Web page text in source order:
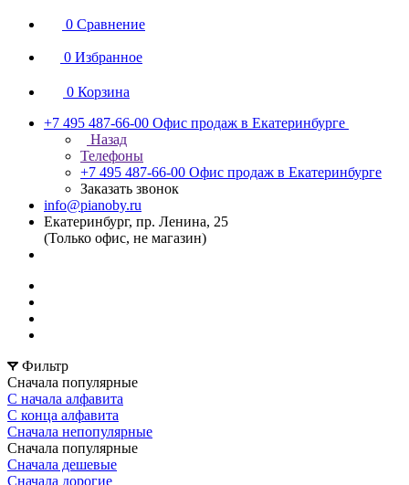
0 Сравнение
0 Избранное
0 Корзина
+7 495 487-66-00 Офис продаж в Екатеринбурге
Назад
Телефоны
+7 495 487-66-00 Офис продаж в Екатеринбурге
Заказать звонок
info@pianoby.ru
Екатеринбург, пр. Ленина, 25
(Только офис, не магазин)
Фильтр
Сначала популярные
С начала алфавита
С конца алфавита
Сначала непопулярные
Сначала популярные
Сначала дешевые
Сначала дорогие